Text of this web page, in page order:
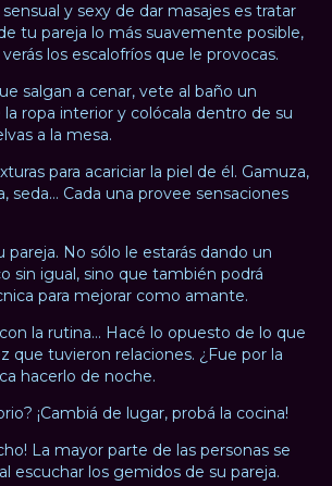
y sexy de dar masajes es tratar
tu pareja lo más suavemente posible,
verás los escalofríos que le provocas.
salgan a cenar, vete al baño un
ropa interior y colócala dentro de su
a la mesa.
para acariciar la piel de él. Gamuza,
seda… Cada una provee sensaciones
No sólo le estarás dando un
sin igual, sino que también podrá
para mejorar como amante.
la rutina… Hacé lo opuesto de lo que
que tuvieron relaciones. ¿Fue por la
hacerlo de noche.
¡Cambiá de lugar, probá la cocina!
La mayor parte de las personas se
escuchar los gemidos de su pareja.